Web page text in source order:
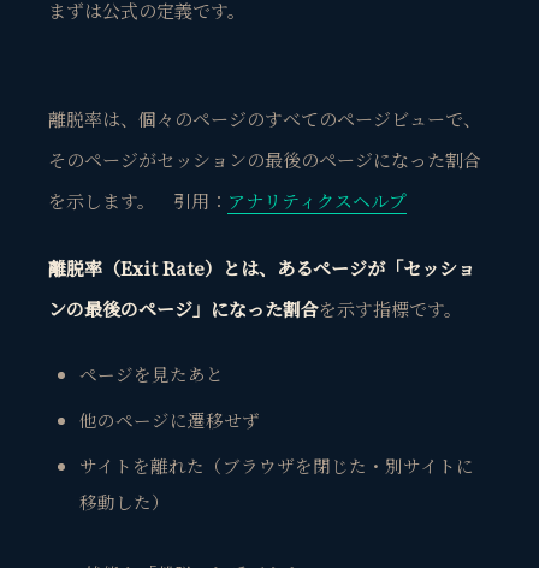
まずは公式の定義です。
離脱率は、個々のページのすべてのページビューで、
そのページがセッションの最後のページになった割合
を示します。 引用： アナリティクスヘルプ
離脱率（Exit Rate）とは、あるページが「セッショ
ンの最後のページ」になった割合を示す指標です。
ページを見たあと
他のページに遷移せず
サイトを離れた（ブラウザを閉じた・別サイトに
移動した）